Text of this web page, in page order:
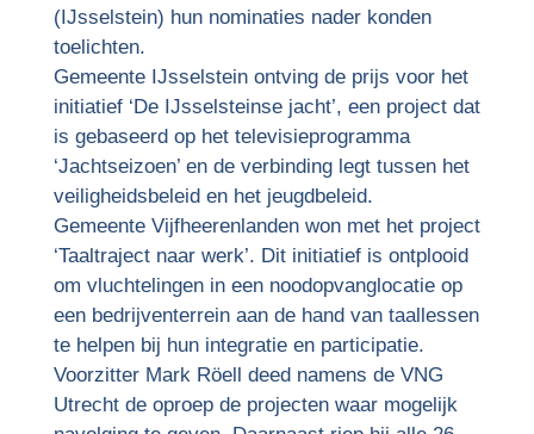
(IJsselstein) hun nominaties nader konden
toelichten.
Gemeente IJsselstein ontving de prijs voor het
initiatief ‘De IJsselsteinse jacht’, een project dat
is gebaseerd op het televisieprogramma
‘Jachtseizoen’ en de verbinding legt tussen het
veiligheidsbeleid en het jeugdbeleid.
Gemeente Vijfheerenlanden won met het project
‘Taaltraject naar werk’. Dit initiatief is ontplooid
om vluchtelingen in een noodopvanglocatie op
een bedrijventerrein aan de hand van taallessen
te helpen bij hun integratie en participatie.
Voorzitter Mark Röell deed namens de VNG
Utrecht de oproep de projecten waar mogelijk